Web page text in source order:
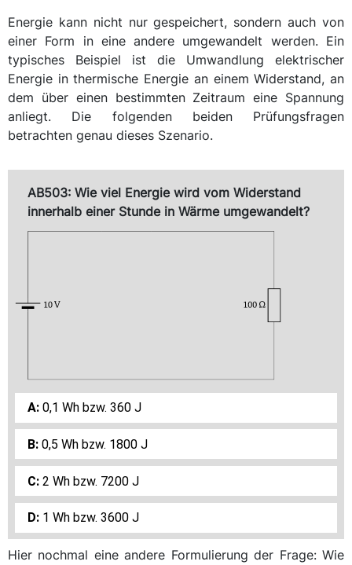
Energie kann nicht nur gespeichert, sondern auch von
einer Form in eine andere umgewandelt werden. Ein
typisches Beispiel ist die Umwandlung elektrischer
Energie in thermische Energie an einem Widerstand, an
dem über einen bestimmten Zeitraum eine Spannung
anliegt. Die folgenden beiden Prüfungsfragen
betrachten genau dieses Szenario.
AB503: Wie viel Energie wird vom Widerstand
innerhalb einer Stunde in Wärme umgewandelt?
0,1 Wh bzw. 360 J
0,5 Wh bzw. 1800 J
2 Wh bzw. 7200 J
1 Wh bzw. 3600 J
Hier nochmal eine andere Formulierung der Frage: Wie